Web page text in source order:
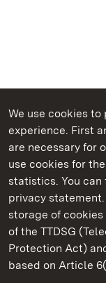
We use cookies
experience. First
are necessary for
use cookies for
statistics. You
privacy statement.
storage of cookies
of the TTDSG
Protection Act)
based on Article
State Palaces
Solitude Palace